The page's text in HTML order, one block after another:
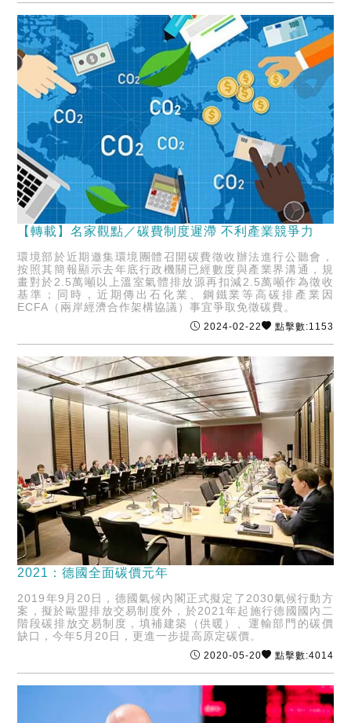
【轉載】名家觀點／碳費制度遲滯 不利產業競爭力
環境部於近期邀集環境團體召開碳費徵收辦法進行公聽會，
按照其簡報顯示去年底行政機關已經數度與產業界溝通，規
畫對於2.5萬噸以上溫室氣體排放源再扣減2.5萬噸作為徵收
基準；同時，近期傳出石化業、鋼鐵業等高碳排產業因
ECFA（兩岸經濟合作架構協議）事宜爭取免徵碳費。
2024-02-22 點擊數:1153
2021：德國全面碳價元年
2019年9月20日，德國氣候內閣正式擬定了2030氣候行動方
案，擬於歐盟排放交易制度外，於2021年起施行德國國內二
階段碳排放交易制度，填補建築（供暖）、運輸部門的碳價
缺口，今年5月20日，更進一步提高原定碳價。
2020-05-20 點擊數:4014